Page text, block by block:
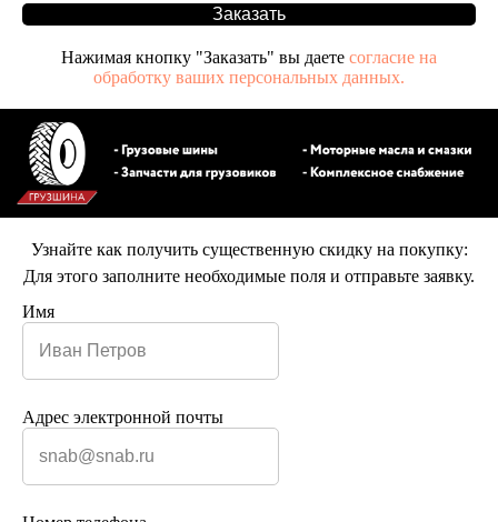
Заказать
Нажимая кнопку "Заказать" вы даете согласие на
обработку ваших персональных данных.
Узнайте как получить существенную скидку на покупку:
Для этого заполните необходимые поля и отправьте заявку.
Имя
Адрес электронной почты